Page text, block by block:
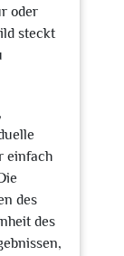
oder
steckt
einfach
des
des